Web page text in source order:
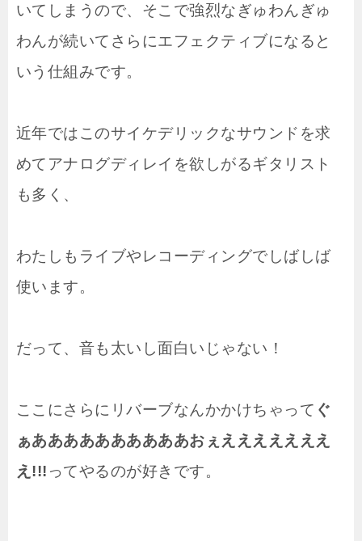
いてしまうので、そこで強烈なぎゅわんぎゅ
わんが続いてさらにエフェクティブになると
いう仕組みです。
近年ではこのサイケデリックなサウンドを求
めてアナログディレイを欲しがるギタリスト
も多く、
わたしもライブやレコーディングでしばしば
使います。
だって、音も太いし面白いじゃない！
ここにさらにリバーブなんかかけちゃって ぐ
ぁああああああああああおぇえええええええ
え!!! ってやるのが好きです。